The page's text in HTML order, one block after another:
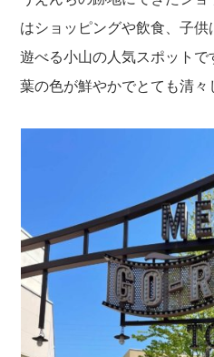
はショッピングや飲食、子
遊べる小山の人気スポット
葉の色が鮮やかでとても清々